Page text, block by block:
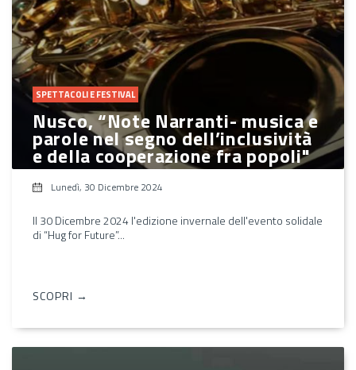
SPETTACOLI E FESTIVAL
Nusco, “Note Narranti- musica e
parole nel segno dell’inclusività
e della cooperazione fra popoli"
Lunedì, 30 Dicembre 2024
Il 30 Dicembre 2024 l'edizione invernale dell'evento solidale
di “Hug for Future”...
SCOPRI →